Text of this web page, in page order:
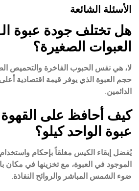
الأسئلة الشائعة
العبوات الصغيرة؟
لا، هي نفس الحبوب الفاخرة والتحميص
حجم العبوة الذي يوفر قيمة اقتصادية
الدائمين.
كيف أحافظ على
عبوة الواحد كيلو؟
يُفضل إبقاء الكيس مغلقاً بإحكام
الموجود في العبوة، مع تخزينها في مكان
ضوء الشمس المباشر والروائح النفاذة.